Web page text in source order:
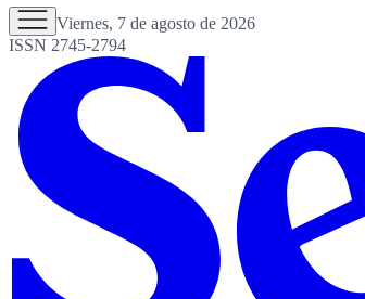
Viernes, 7 de agosto de 2026
ISSN 2745-2794